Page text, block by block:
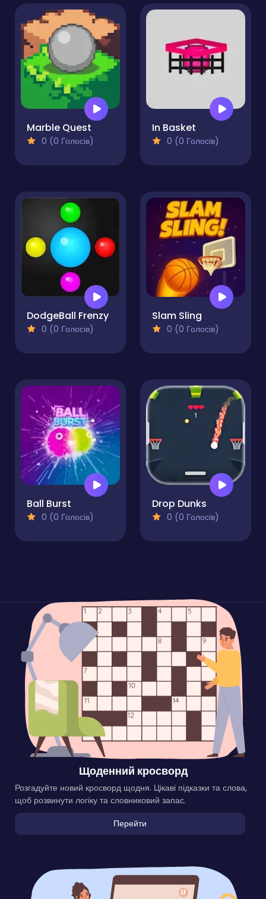
Marble Quest
0 (0 Голосів)
In Basket
0 (0 Голосів)
DodgeBall Frenzy
0 (0 Голосів)
Slam Sling
0 (0 Голосів)
Ball Burst
0 (0 Голосів)
Drop Dunks
0 (0 Голосів)
Щоденний кросворд
Розгадуйте новий кросворд щодня. Цікаві підказки та слова,
щоб розвинути логіку та словниковий запас.
Перейти